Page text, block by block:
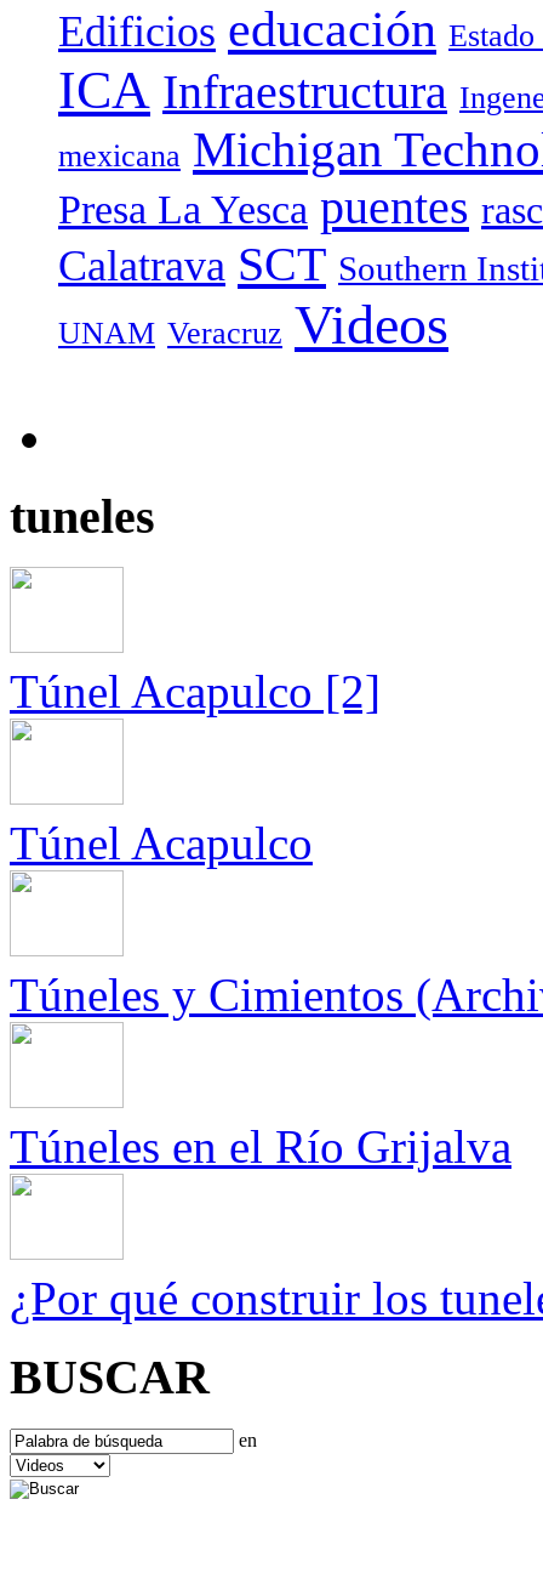
Edificios educación
ICA Infraestructura
mexicana Michigan
Presa La Yesca puentes
Calatrava SCT Southern
UNAM Veracruz Videos
tuneles
Túnel Acapulco [2]
Túnel Acapulco
Túneles y Cimientos
Túneles en el Río Grijalva
¿Por qué construir los
BUSCAR
en